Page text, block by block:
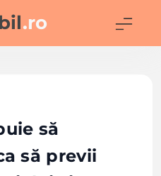
.ro
să
să previi